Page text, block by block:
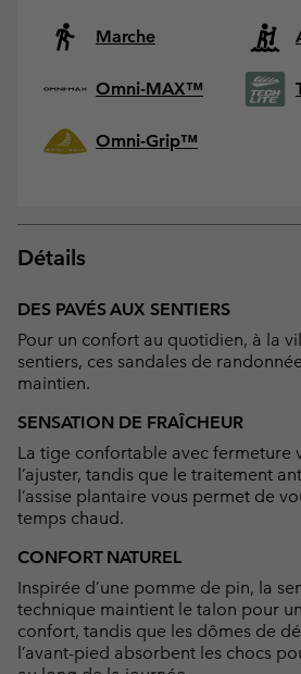
Marche
Omni-MAX™
Omni-Grip™
Détails
DES PAVÉS AUX SENTIERS
Pour un confort au quotidien, à la
sentiers, ces sandales de
maintien.
SENSATION DE FRAÎCHEUR
La tige confortable avec fermeture
l’ajuster, tandis que le traitement
l’assise plantaire vous permet de
temps chaud.
CONFORT NATUREL
Inspirée d’une pomme de pin, la
technique maintient le talon pour
confort, tandis que les dômes de
l’avant-pied absorbent les chocs